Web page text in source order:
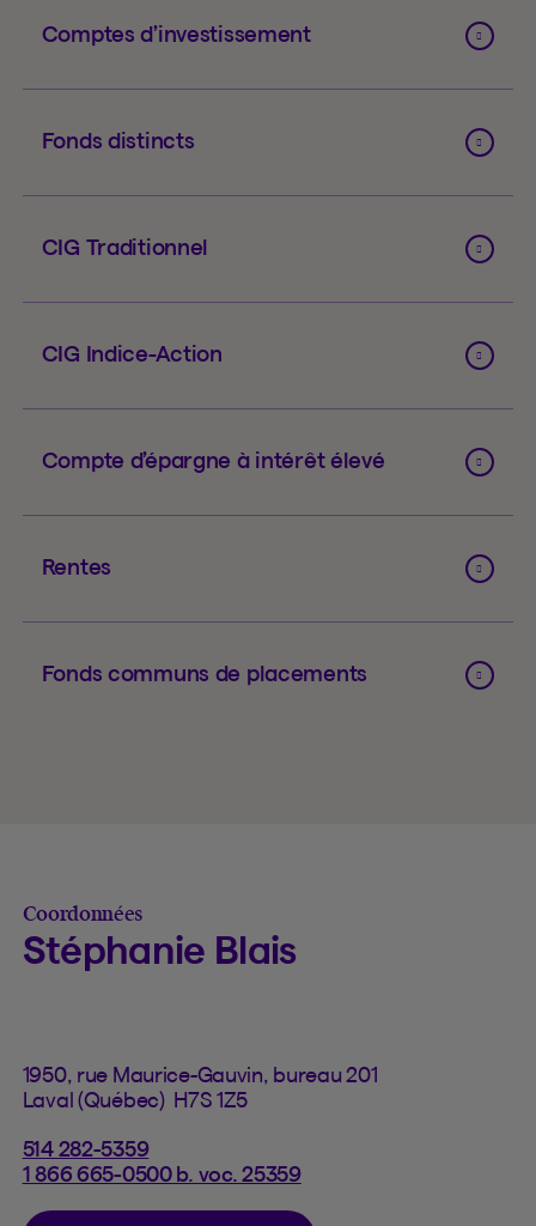
Comptes d’investissement
Fonds distincts
CIG Traditionnel
CIG Indice-Action
Compte d’épargne à intérêt élevé
Rentes
Fonds communs de placements
Coordonnées
Stéphanie Blais
1950, rue Maurice-Gauvin, bureau 201
Laval (Québec) H7S 1Z5
514 282-5359
1 866 665-0500 b. voc. 25359